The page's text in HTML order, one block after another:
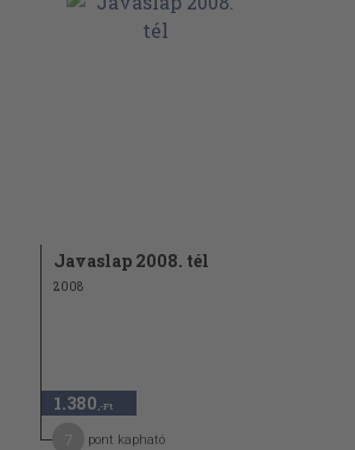
Javaslap 2008. tél
2008
1.380 ,-Ft
pont kapható